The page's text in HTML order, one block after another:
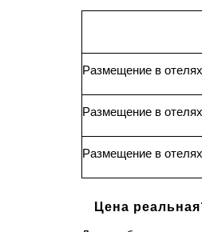
Размещение в
Размещение в
Размещение в
Цена